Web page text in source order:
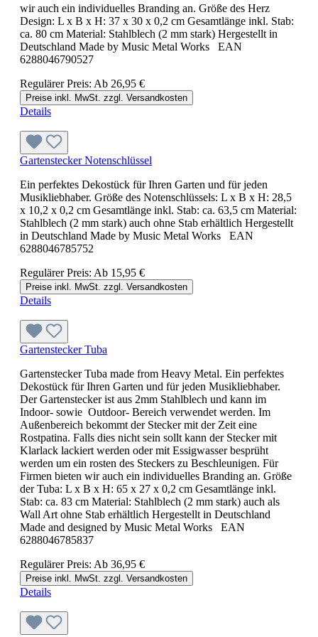
wir auch ein individuelles Branding an. Größe des Herz
Design: L x B x H: 37 x 30 x 0,2 cm Gesamtlänge inkl. Stab:
ca. 80 cm Material: Stahlblech (2 mm stark) Hergestellt in
Deutschland Made by Music Metal Works EAN
6288046790527
Regulärer Preis: Ab 26,95 €
Preise inkl. MwSt. zzgl. Versandkosten
Details
Gartenstecker Notenschlüssel
Ein perfektes Dekostück für Ihren Garten und für jeden
Musikliebhaber. Größe des Notenschlüssels: L x B x H: 28,5
x 10,2 x 0,2 cm Gesamtlänge inkl. Stab: ca. 63,5 cm Material:
Stahlblech (2 mm stark) auch ohne Stab erhältlich Hergestellt
in Deutschland Made by Music Metal Works EAN
6288046785752
Regulärer Preis: Ab 15,95 €
Preise inkl. MwSt. zzgl. Versandkosten
Details
Gartenstecker Tuba
Gartenstecker Tuba made from Heavy Metal. Ein perfektes
Dekostück für Ihren Garten und für jeden Musikliebhaber.
Der Gartenstecker ist aus 2mm Stahlblech und kann im
Indoor- sowie Outdoor- Bereich verwendet werden. Im
Außenbereich bekommt der Stecker mit der Zeit eine
Rostpatina. Falls dies nicht sein sollt kann der Stecker mit
Klarlack lackiert werden oder mit Essigwasser besprüht
werden um ein rosten des Steckers zu Beschleunigen. Für
Firmen bieten wir auch ein individuelles Branding an. Größe
der Tuba: L x B x H: 65 x 27 x 0,2 cm Gesamtlänge inkl.
Stab: ca. 83 cm Material: Stahlblech (2 mm stark) auch als
Wall Art ohne Stab erhältlich Hergestellt in Deutschland
Made and designed by Music Metal Works EAN
6288046785837
Regulärer Preis: Ab 36,95 €
Preise inkl. MwSt. zzgl. Versandkosten
Details